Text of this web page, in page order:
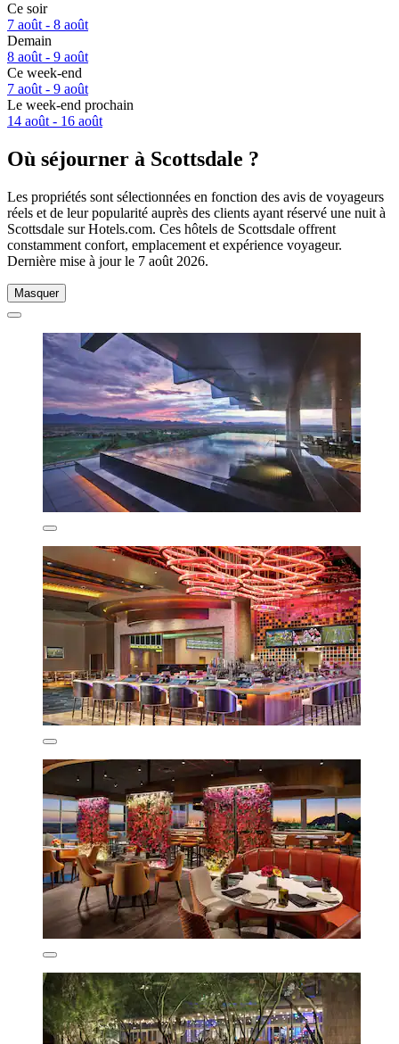
Ce soir
7 août - 8 août
Demain
8 août - 9 août
Ce week-end
7 août - 9 août
Le week-end prochain
14 août - 16 août
Où séjourner à Scottsdale ?
Les propriétés sont sélectionnées en fonction des avis de voyageurs
réels et de leur popularité auprès des clients ayant réservé une nuit à
Scottsdale sur Hotels.com. Ces hôtels de Scottsdale offrent
constamment confort, emplacement et expérience voyageur.
Dernière mise à jour le 7 août 2026.
Masquer